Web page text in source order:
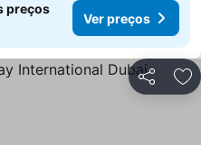
preços
Ver preços
Partilhar